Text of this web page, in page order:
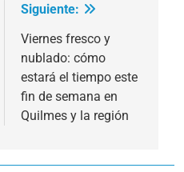
Siguiente:
Viernes fresco y
nublado: cómo
estará el tiempo este
fin de semana en
Quilmes y la región